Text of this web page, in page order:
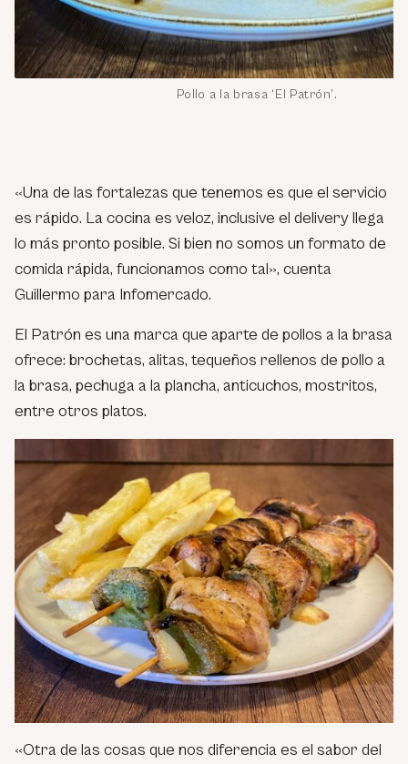
Pollo a la brasa ‘El Patrón’.
«Una de las fortalezas que tenemos es que el servicio
es rápido. La cocina es veloz, inclusive el delivery llega
lo más pronto posible. Si bien no somos un formato de
comida rápida, funcionamos como tal», cuenta
Guillermo para Infomercado.
El Patrón es una marca que aparte de pollos a la brasa
ofrece: brochetas, alitas, tequeños rellenos de pollo a
la brasa, pechuga a la plancha, anticuchos, mostritos,
entre otros platos.
«Otra de las cosas que nos diferencia es el sabor del